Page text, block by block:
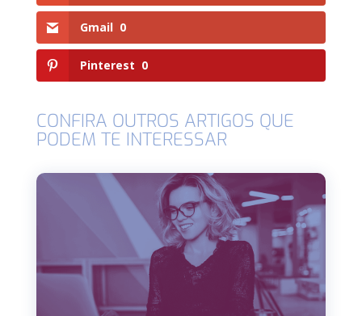
Gmail 0
Pinterest 0
CONFIRA OUTROS ARTIGOS QUE
PODEM TE INTERESSAR